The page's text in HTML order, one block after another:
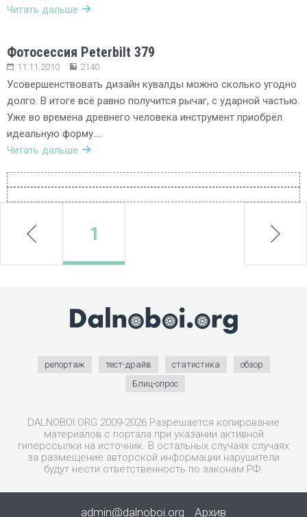
Читать дальше
Фотосессия Peterbilt 379
11.11.2010 2140
Усовершенствовать дизайн кувалды можно сколько угодно
долго. В итоге всё равно получится рычаг, с ударной частью.
Уже во времена древнего человека инструмент приобрёл
идеальную форму….
Читать дальше
prev 1 next
репортаж тест-драйв статистика
обзор
Блиц-опрос
DALNOBOI.ORG 2009-2026 Разрешается копирование
материалов с портала при указании активной
гиперссылки на источник. В остальных случаях случаях
за размещение авторской информации нарушители
будут нести ответственность по законам РФ.
admin@dalnoboi.org Архив